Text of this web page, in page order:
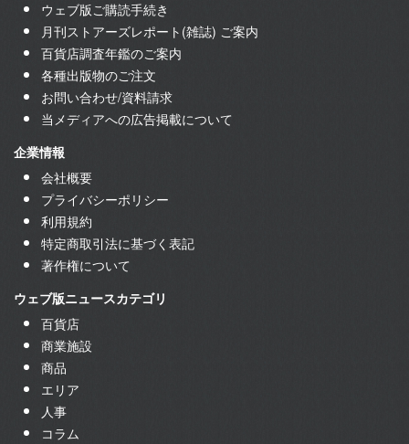
ウェブ版ご購読手続き
月刊ストアーズレポート(雑誌) ご案内
百貨店調査年鑑のご案内
各種出版物のご注文
お問い合わせ/資料請求
当メディアへの広告掲載について
企業情報
会社概要
プライバシーポリシー
利用規約
特定商取引法に基づく表記
著作権について
ウェブ版ニュースカテゴリ
百貨店
商業施設
商品
エリア
人事
コラム